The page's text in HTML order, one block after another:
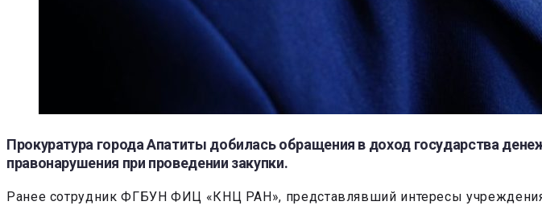
Прокуратура города Апатиты добилась обращения в доход государства
правонарушения при проведении закупки.
Ранее сотрудник ФГБУН ФИЦ «КНЦ РАН», представлявший интересы